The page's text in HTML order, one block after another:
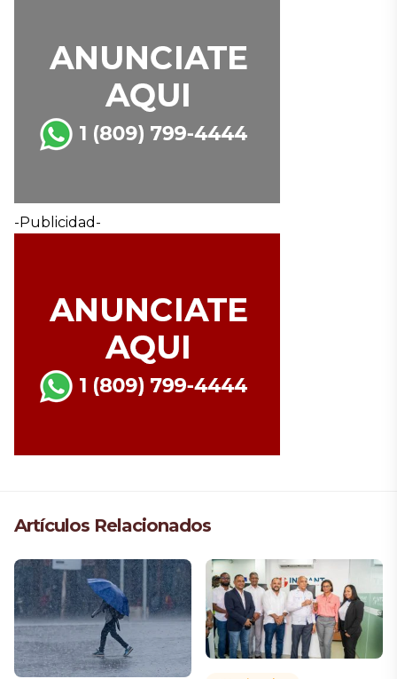
-Publicidad-
Artículos Relacionados